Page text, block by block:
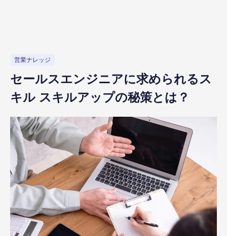
営業ナレッジ
セールスエンジニアに求められるス
キル スキルアップの秘策とは？